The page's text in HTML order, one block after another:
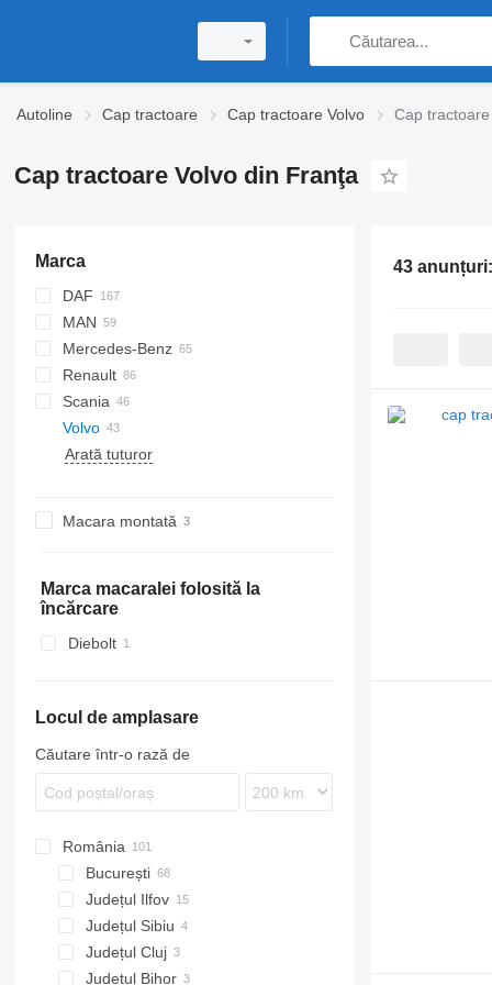
Autoline Cap tractoare Cap tractoare Volvo Cap
Cap tractoare Volvo din Franţa
Marca
DAF
CF
XF
XG
F-MAX
S-Way
Stralis
X-Way
T-series
MAN
TGA
TGS
TGX
Mercedes-Benz
Actros
Arocs
SK
Renault
C-series
D Wide
G-series
Scania
G-series
L-series
Volvo
FH
FH16 750
FH 440
FH 460
FH 480
Arată tuturor
Macara montată
Marca macaralei folosită la
încărcare
Diebolt
Locul de amplasare
Căutare într-o rază de
România
București
București
Județul Ilfov
Chiajna
Dragomirești-Vale
Pantelimon
Județul Sibiu
Județul Cluj
Județul Bihor
43 anunțuri: